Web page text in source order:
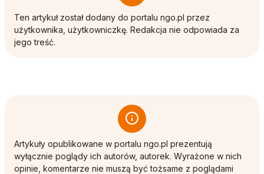
Ten artykuł został dodany do portalu ngo.pl przez
użytkownika, użytkowniczkę. Redakcja nie odpowiada za
jego treść.
Artykuły opublikowane w portalu ngo.pl prezentują
wyłącznie poglądy ich autorów, autorek. Wyrażone w nich
opinie, komentarze nie muszą być tożsame z poglądami